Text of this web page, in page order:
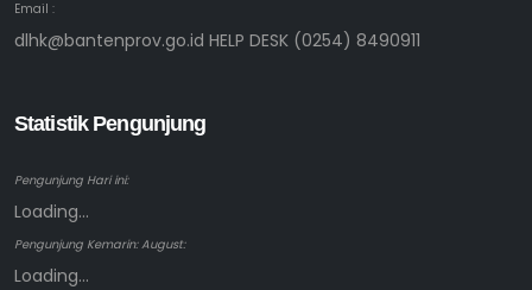
Email :
dlhk@bantenprov.go.id HELP DESK (0254) 8490911
Statistik Pengunjung
Pengunjung Hari ini:
Loading...
Pengunjung Kemarin: August:
Loading...